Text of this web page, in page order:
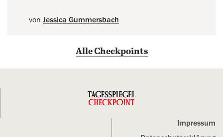
von Jessica Gummersbach
Alle Checkpoints
Impressum